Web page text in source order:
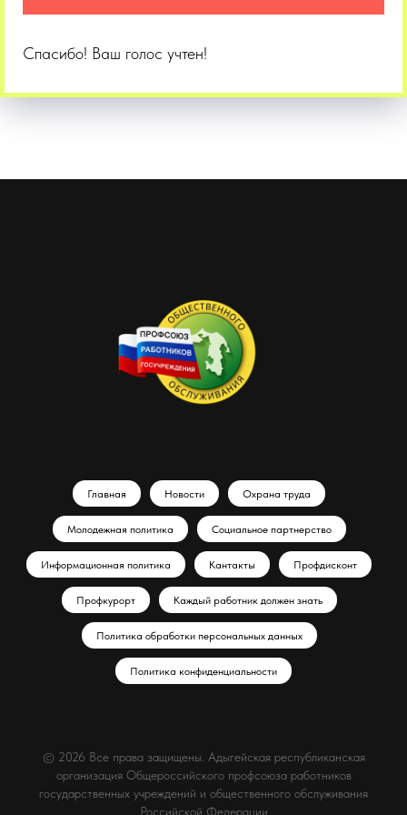
Спасибо! Ваш голос учтен!
Главная Новости Охрана труда
Молодежная политика Социальное партнерство
Информационная политика Кантакты Профдисконт
Профкурорт Каждый работник должен знать
Политика обработки персональных данных
Политика конфиденциальности
© 2026 Все права защищены. Адыгейская республиканская
организация Общероссийского профсоюза работников
государственных учреждений и общественного обслуживания
Российской Федерации